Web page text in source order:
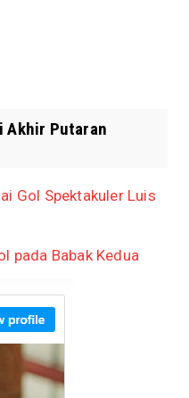
Akhir Putaran
Gol Spektakuler Luis
pada Babak Kedua